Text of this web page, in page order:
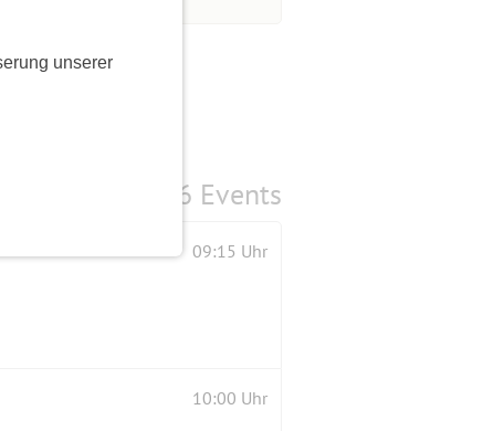
unserer
6 Events
09:15 Uhr
10:00 Uhr